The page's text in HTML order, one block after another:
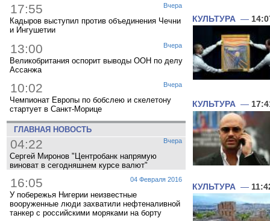
Вчера
17:55
Кадыров выступил против объединения Чечни
и Ингушетии
Вчера
13:00
Великобритания оспорит выводы ООН по делу
Ассанжа
Вчера
10:02
Чемпионат Европы по бобслею и скелетону
стартует в Санкт-Морице
ГЛАВНАЯ НОВОСТЬ
Вчера
04:22
Сергей Миронов "Центробанк напрямую
виноват в сегодняшнем курсе валют"
04 Февраля 2016
16:05
У побережья Нигерии неизвестные
вооруженные люди захватили нефтеналивной
танкер с российскими моряками на борту
КУЛЬТУРА —
КУЛЬТУРА —
КУЛЬТУРА —